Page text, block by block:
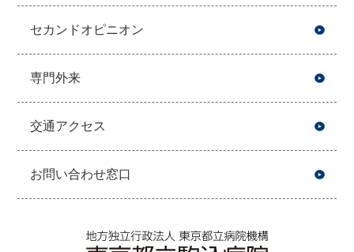
セカンドオピニオン
専門外来
交通アクセス
お問い合わせ窓口